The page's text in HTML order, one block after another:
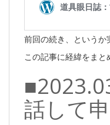
前回の続き、というか
この記事に経緯をまと
話して